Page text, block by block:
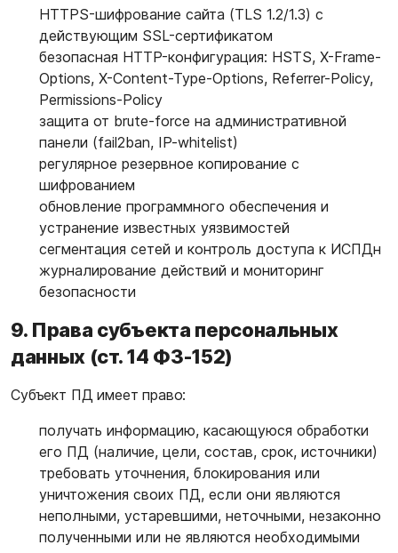
HTTPS-шифрование сайта (TLS 1.2/1.3) с
действующим SSL-сертификатом
безопасная HTTP-конфигурация: HSTS, X-Frame-
Options, X-Content-Type-Options, Referrer-Policy,
Permissions-Policy
защита от brute-force на административной
панели (fail2ban, IP-whitelist)
регулярное резервное копирование с
шифрованием
обновление программного обеспечения и
устранение известных уязвимостей
сегментация сетей и контроль доступа к ИСПДн
журналирование действий и мониторинг
безопасности
9. Права субъекта персональных
данных (ст. 14 ФЗ-152)
Субъект ПД имеет право:
получать информацию, касающуюся обработки
его ПД (наличие, цели, состав, срок, источники)
требовать уточнения, блокирования или
уничтожения своих ПД, если они являются
неполными, устаревшими, неточными, незаконно
полученными или не являются необходимыми